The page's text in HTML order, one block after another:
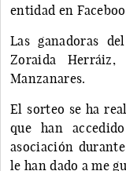
entidad en
Las ganadoras
Zoraida
Manzanares.
El sorteo se ha
que han
asociación
le han dado a me